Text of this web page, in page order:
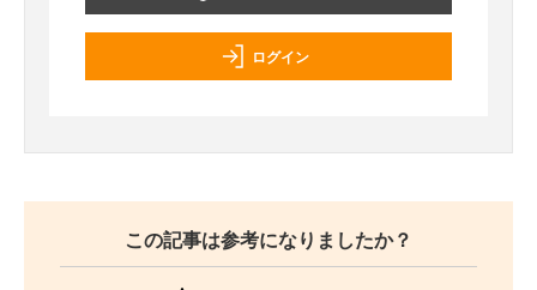
ログイン
この記事は参考になりましたか？